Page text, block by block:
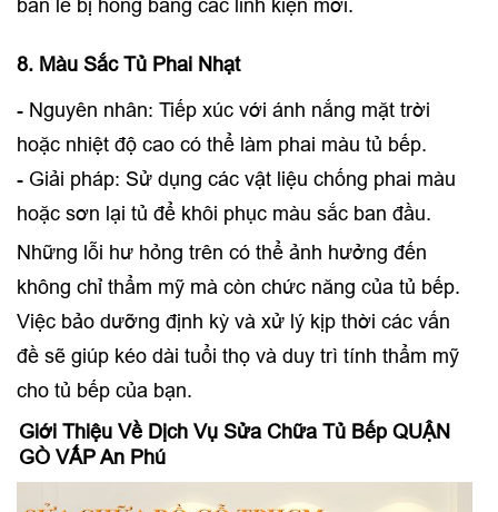
bản lề bị hỏng bằng các linh kiện mới.
8. Màu Sắc Tủ Phai Nhạt
- Nguyên nhân: Tiếp xúc với ánh nắng mặt trời
hoặc nhiệt độ cao có thể làm phai màu tủ bếp.
- Giải pháp: Sử dụng các vật liệu chống phai màu
hoặc sơn lại tủ để khôi phục màu sắc ban đầu.
Những lỗi hư hỏng trên có thể ảnh hưởng đến
không chỉ thẩm mỹ mà còn chức năng của tủ bếp.
Việc bảo dưỡng định kỳ và xử lý kịp thời các vấn
đề sẽ giúp kéo dài tuổi thọ và duy trì tính thẩm mỹ
cho tủ bếp của bạn.
Giới Thiệu Về Dịch Vụ Sửa Chữa Tủ Bếp QUẬN
GÒ VẤP An Phú